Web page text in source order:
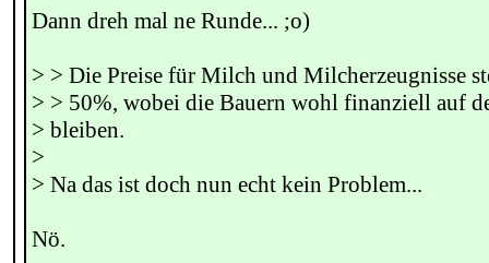
Dann dreh mal ne Runde... ;o)
> > Die Preise für Milch und Milcherzeugnisse
> > 50%, wobei die Bauern wohl finanziell auf
> bleiben.
>
> Na das ist doch nun echt kein Problem...
Nö.